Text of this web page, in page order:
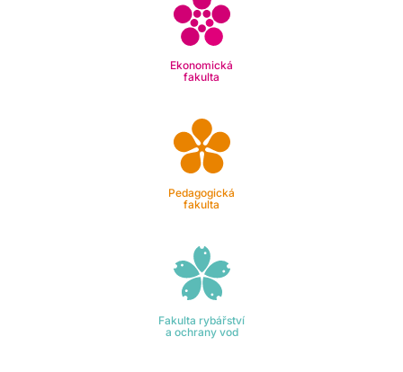
Ekonomická
fakulta
Pedagogická
fakulta
Fakulta rybářství
a ochrany vod